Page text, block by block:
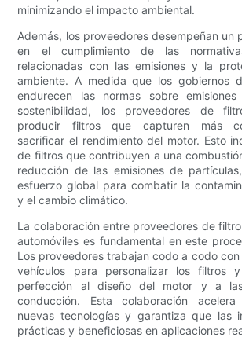
minimizando el impacto ambiental.
Además, los proveedores desempeñan un
en el cumplimiento de las
relacionadas con las emisiones y la
ambiente. A medida que los gobiernos
endurecen las normas sobre
sostenibilidad, los proveedores de
producir filtros que capturen más
sacrificar el rendimiento del motor. Esto
de filtros que contribuyen a una
reducción de las emisiones de
esfuerzo global para combatir la
y el cambio climático.
La colaboración entre proveedores de
automóviles es fundamental en este
Los proveedores trabajan codo a codo
vehículos para personalizar los filtros
perfección al diseño del motor y a
conducción. Esta colaboración
nuevas tecnologías y garantiza que las
prácticas y beneficiosas en aplicaciones